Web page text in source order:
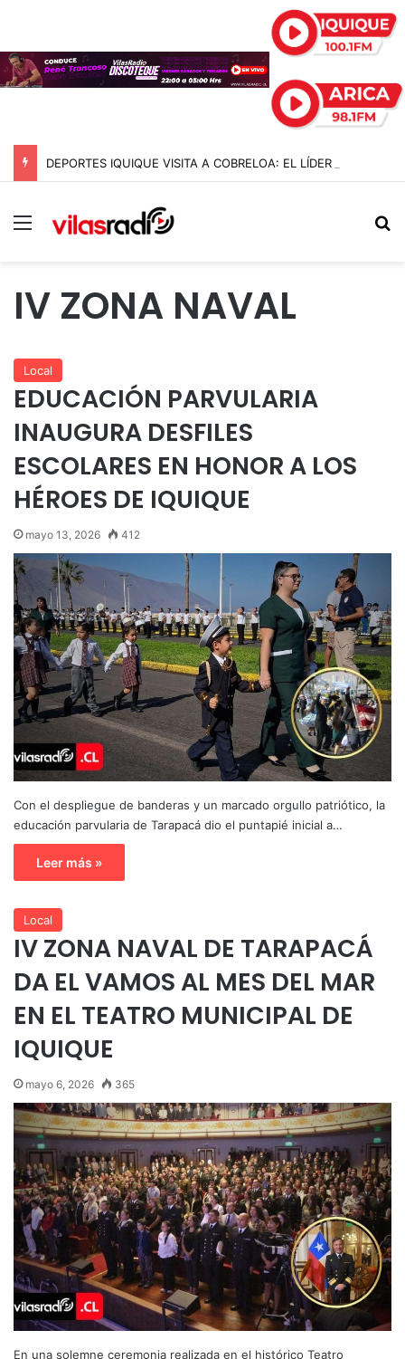
Menú
IV ZONA NAVAL
Local
EDUCACIÓN PARVULARIA
INAUGURA DESFILES
ESCOLARES EN HONOR A LOS
HÉROES DE IQUIQUE
mayo 13, 2026 412
Con el despliegue de banderas y un marcado orgullo patriótico, la
educación parvularia de Tarapacá dio el puntapié inicial a…
Leer más »
Local
IV ZONA NAVAL DE TARAPACÁ
DA EL VAMOS AL MES DEL MAR
EN EL TEATRO MUNICIPAL DE
IQUIQUE
mayo 6, 2026 365
En una solemne ceremonia realizada en el histórico Teatro